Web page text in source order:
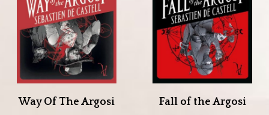
Way Of The Argosi Fall of the Argosi